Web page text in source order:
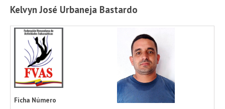
Kelvyn José Urbaneja Bastardo
Ficha Número